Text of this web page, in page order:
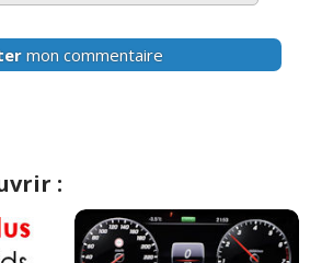
mon commentaire
: